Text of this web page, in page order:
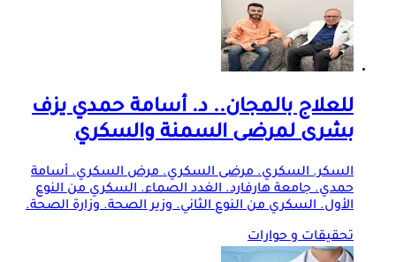
للعلاج بالمجان.. د. أسامة حمدي يزف
بشرى لمرضى السمنة والسكري
السكر. السكري. مرضى السكري. مرض السكري. أسامة
حمدي. جامعة هارفارد. الغدد الصماء. السكري من النوع
الأول. السكري من النوع الثاني. وزير الصحة. وزارة الصحة.
تحقيقات و حوارات